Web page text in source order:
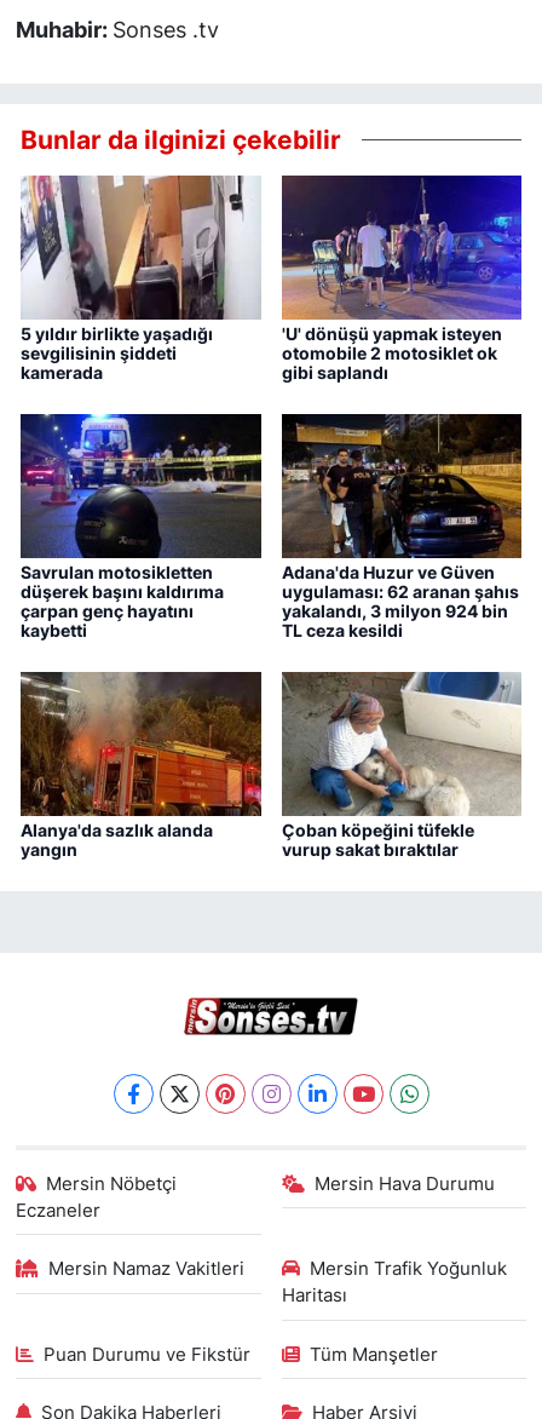
Muhabir: Sonses .tv
Bunlar da ilginizi çekebilir
5 yıldır birlikte yaşadığı
sevgilisinin şiddeti
kamerada
'U' dönüşü yapmak isteyen
otomobile 2 motosiklet ok
gibi saplandı
Savrulan motosikletten
düşerek başını kaldırıma
çarpan genç hayatını
kaybetti
Adana'da Huzur ve Güven
uygulaması: 62 aranan şahıs
yakalandı, 3 milyon 924 bin
TL ceza kesildi
Alanya'da sazlık alanda
yangın
Çoban köpeğini tüfekle
vurup sakat bıraktılar
Mersin Nöbetçi
Eczaneler
Mersin Hava Durumu
Mersin Namaz Vakitleri
Mersin Trafik Yoğunluk
Haritası
Puan Durumu ve Fikstür Tüm Manşetler
Son Dakika Haberleri Haber Arşivi